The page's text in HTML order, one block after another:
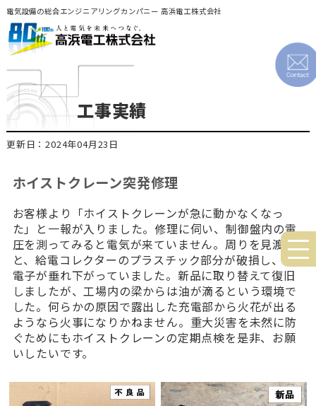
電気設備の総合エンジニアリングカンパニー 高浜電工株式会社
工事実績
更新日：2024年04月23日
ホイストクレーン突発修理
お客様より「ホイストクレーンが急に動かなくなっ
た」と一報が入りました。修理に伺い、制御盤内の電
圧を測ってみると電気が来ていません。周りを見渡す
と、給電コレクターのプラスチック部分が破損し、集
電子が垂れ下がっていました。新品に取り替えて復旧
しましたが、工場内の梁からは油が滴るという環境で
した。何らかの原因で露出した充電部から火花が出る
ようなら火事になりかねません。重大災害を未然に防
ぐためにもホイストクレーンの定期点検を是非、お願
いしたいです。